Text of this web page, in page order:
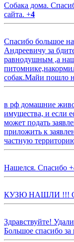
Собака дома.
сайта. +4
Спасибо большое
Андреевичу за
равнодушным ,а
собак.Майи пошло
в рф домашние
имущества, и если
может подать
приложить к
частную
Нашелся. Спасибо +
КУЗЮ НАШЛИ !!!
Здравствуйте!
Большое спасибо